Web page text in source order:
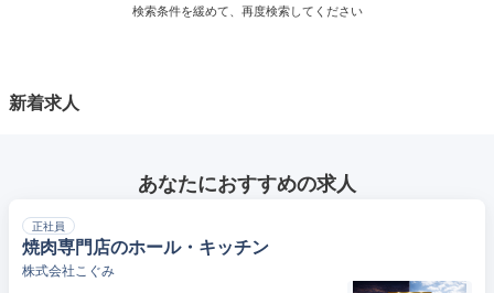
検索条件を緩めて、再度検索してください
新着求人
あなたにおすすめの求人
正社員
焼肉専門店のホール・キッチン
株式会社こぐみ